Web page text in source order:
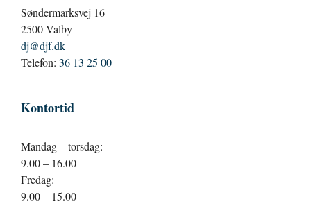
Søndermarksvej 16
2500 Valby
dj@djf.dk
Telefon: 36 13 25 00
Kontortid
Mandag – torsdag:
9.00 – 16.00
Fredag:
9.00 – 15.00